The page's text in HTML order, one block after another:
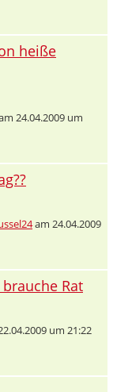
heiße
24.04.2009 um
am 24.04.2009
Rat
um 21:22